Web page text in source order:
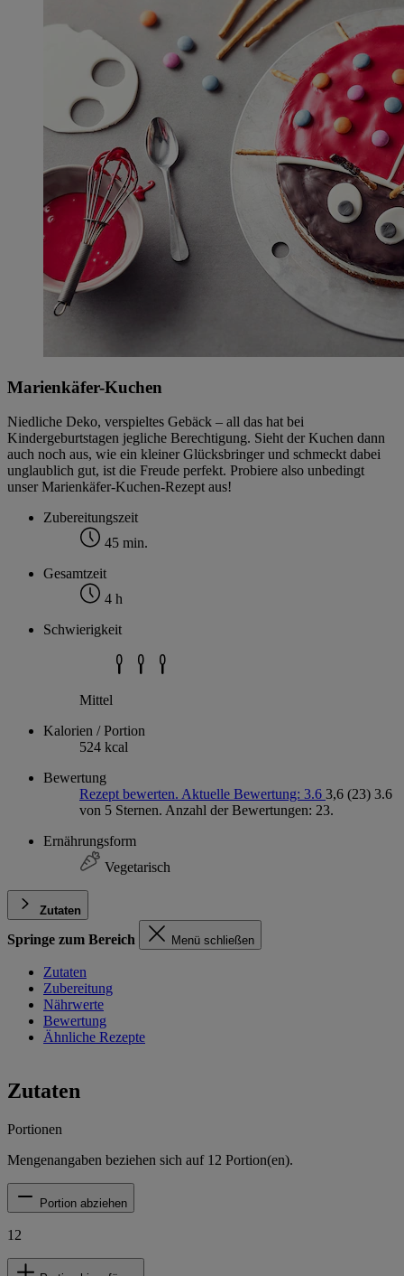
Marienkäfer-Kuchen
Niedliche Deko, verspieltes Gebäck – all das hat bei
Kindergeburtstagen jegliche Berechtigung. Sieht der Kuchen dann
auch noch aus, wie ein kleiner Glücksbringer und schmeckt dabei
unglaublich gut, ist die Freude perfekt. Probiere also unbedingt
unser Marienkäfer-Kuchen-Rezept aus!
Zubereitungszeit
45 min.
Gesamtzeit
4 h
Schwierigkeit
Mittel
Kalorien / Portion
524 kcal
Bewertung
Rezept bewerten. Aktuelle Bewertung: 3.6 3,6 (23) 3.6
von 5 Sternen. Anzahl der Bewertungen: 23.
Ernährungsform
Vegetarisch
Zutaten
Springe zum Bereich Menü schließen
Zutaten
Zubereitung
Nährwerte
Bewertung
Ähnliche Rezepte
Zutaten
Portionen
Mengenangaben beziehen sich auf 12 Portion(en).
Portion abziehen
12